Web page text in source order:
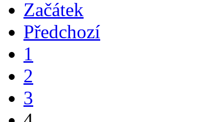
Začátek
Předchozí
1
2
3